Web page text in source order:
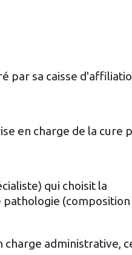
par sa caisse
en charge de la cure
qui choisit la
(composition
charge administrative,